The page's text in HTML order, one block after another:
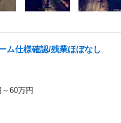
ム仕様確認/残業ほぼなし
～60万円